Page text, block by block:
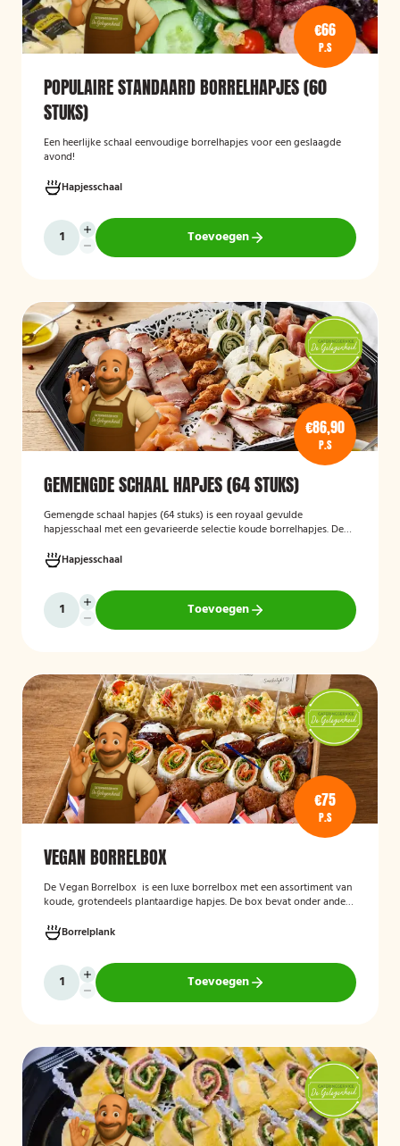
€66
P.S
POPULAIRE STANDAARD BORRELHAPJES (60
STUKS)
Een heerlijke schaal eenvoudige borrelhapjes voor een geslaagde
avond!
Hapjesschaal
Toevoegen
€86,90
P.S
GEMENGDE SCHAAL HAPJES (64 STUKS)
Gemengde schaal hapjes (64 stuks) is een royaal gevulde
hapjesschaal met een gevarieerde selectie koude borrelhapjes. De
recepties, bedrijfsborrels en andere feestelijke gelegenheden. Met
64 hapjes is deze schaal geschikt om een grotere groep gasten te
voorzien van smakelijke en gevarieerde snacks.
Hapjesschaal
Toevoegen
€75
P.S
VEGAN BORRELBOX
DeVegan Borrelbox is een luxe borrelbox met een assortiment van
koude, grotendeels plantaardige hapjes. De box bevat onder andere
groenten, crostini’s en andere smaakvolle borrelhapjes die direct
serveerklaar zijn voor een feest, borrel of bijeenkomst.
Borrelplank
Toevoegen